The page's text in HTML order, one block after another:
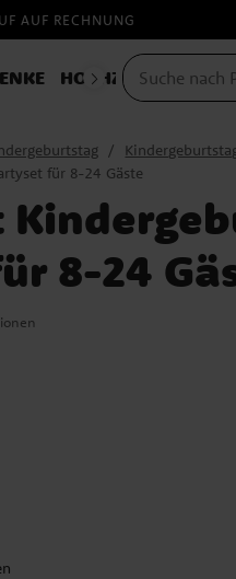
AUF RECHNUNG
HOCHZEIT
für 8-24 Gäste
8-24